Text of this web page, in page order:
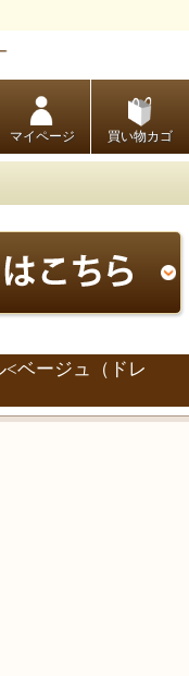
マイページ 買い物カゴ
ベージュ（ドレ